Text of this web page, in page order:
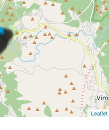
Leaflet